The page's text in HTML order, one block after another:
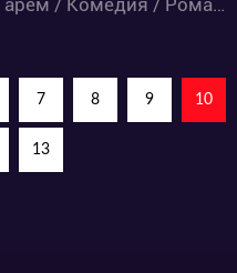
Гарем / Комедия / Романтика / Сёнэн / Фэнтези / Школа / Этти / Аниме
7 8 9 10
13